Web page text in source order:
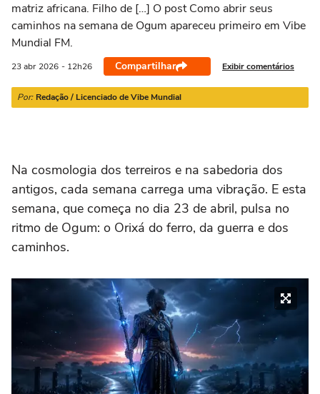
matriz africana. Filho de […] O post Como abrir seus
caminhos na semana de Ogum apareceu primeiro em Vibe
Mundial FM.
23 abr 2026 - 12h26 Compartilhar Exibir comentários
Por: Redação / Licenciado de Vibe Mundial
Na cosmologia dos terreiros e na sabedoria dos
antigos, cada semana carrega uma vibração. E esta
semana, que começa no dia 23 de abril, pulsa no
ritmo de Ogum: o Orixá do ferro, da guerra e dos
caminhos.